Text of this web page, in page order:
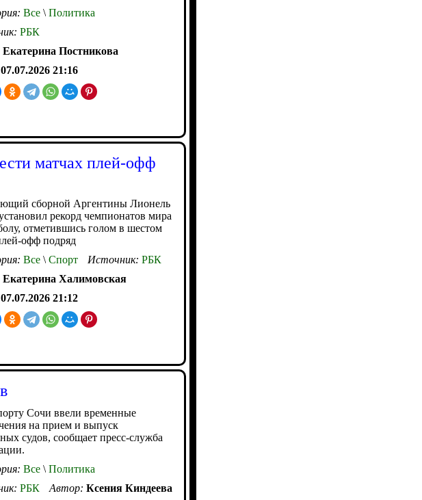
Все \ Политика
РБК
Екатерина Постникова
07.07.2026 21:16
матчах плей-офф
сборной Аргентины Лионель
рекорд чемпионатов мира
отметившись голом в шестом
офф подряд
Все \ Спорт Источник: РБК
Екатерина Халимовская
07.07.2026 21:12
Сочи ввели временные
на прием и выпуск
судов, сообщает пресс-служба
Все \ Политика
РБК Автор: Ксения Киндеева